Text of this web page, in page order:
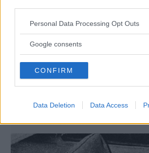
Please note that this website/app uses one
not limited to your visit or usage behaviour.
use your data for below specified purposes
consent section.
Personal Data Processing Opt Outs
Google consents
CONFIRM
Data Deletion Data Access